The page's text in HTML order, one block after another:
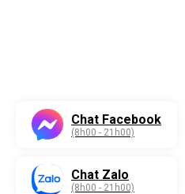
Chat Facebook
(8h00 - 21h00)
Chat Zalo
(8h00 - 21h00)